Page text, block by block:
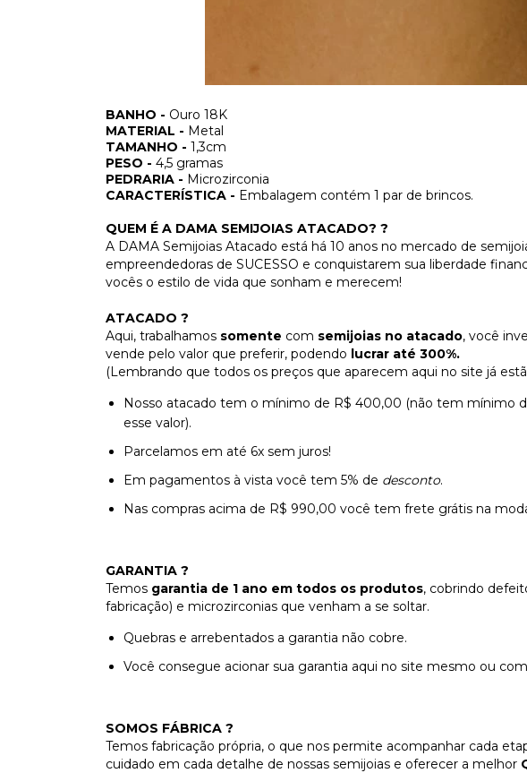
BANHO - Ouro 18K
MATERIAL - Metal
TAMANHO - 1,3cm
PESO - 4,5 gramas
PEDRARIA - Microzirconia
CARACTERÍSTICA - Embalagem contém 1 par de brincos.
QUEM É A DAMA SEMIJOIAS ATACADO? ?
A DAMA Semijoias Atacado está há 10 anos no mercado de
empreendedoras de SUCESSO e conquistarem sua liberdade
vocês o estilo de vida que sonham e merecem!
ATACADO ?
Aqui, trabalhamos somente com semijoias no atacado, você
vende pelo valor que preferir, podendo lucrar até 300%.
(Lembrando que todos os preços que aparecem aqui no site já
Nosso atacado tem o mínimo de R$ 400,00 (não tem mínimo
esse valor).
Parcelamos em até 6x sem juros!
Em pagamentos à vista você tem 5% de desconto.
Nas compras acima de R$ 990,00 você tem frete grátis na
GARANTIA ?
Temos garantia de 1 ano em todos os produtos, cobrindo
fabricação) e microzirconias que venham a se soltar.
Quebras e arrebentados a garantia não cobre.
Você consegue acionar sua garantia aqui no site mesmo ou
SOMOS FÁBRICA ?
Temos fabricação própria, o que nos permite acompanhar cada
cuidado em cada detalhe de nossas semijoias e oferecer a melhor